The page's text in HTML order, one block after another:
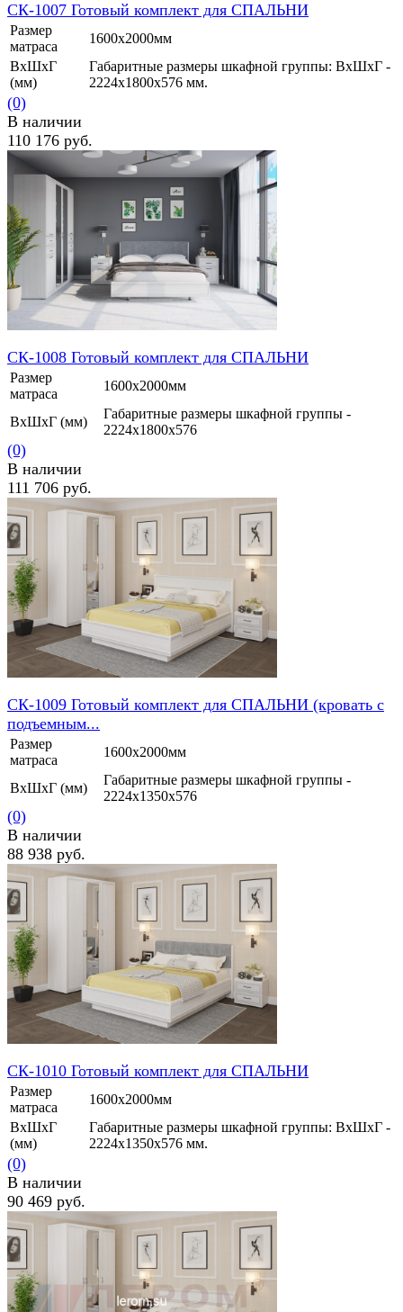
избранное сравнить
СК-1007 Готовый комплект для СПАЛЬНИ
Размер
матраса
1600х2000мм
ВхШхГ
(мм)
Габаритные размеры шкафной группы: ВхШхГ -
2224х1800х576 мм.
(0)
В наличии
110 176 руб.
избранное сравнить
СК-1008 Готовый комплект для СПАЛЬНИ
Размер
матраса
1600х2000мм
ВхШхГ (мм)
Габаритные размеры шкафной группы -
2224х1800х576
(0)
В наличии
111 706 руб.
избранное сравнить
СК-1009 Готовый комплект для СПАЛЬНИ (кровать с
подъемным...
Размер
матраса
1600х2000мм
ВхШхГ (мм)
Габаритные размеры шкафной группы -
2224х1350х576
(0)
В наличии
88 938 руб.
избранное сравнить
СК-1010 Готовый комплект для СПАЛЬНИ
Размер
матраса
1600х2000мм
ВхШхГ
(мм)
Габаритные размеры шкафной группы: ВхШхГ -
2224х1350х576 мм.
(0)
В наличии
90 469 руб.